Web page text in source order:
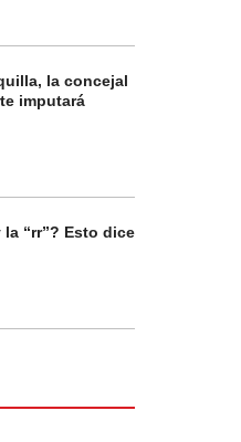
la concejal
imputará
“rr”? Esto dice